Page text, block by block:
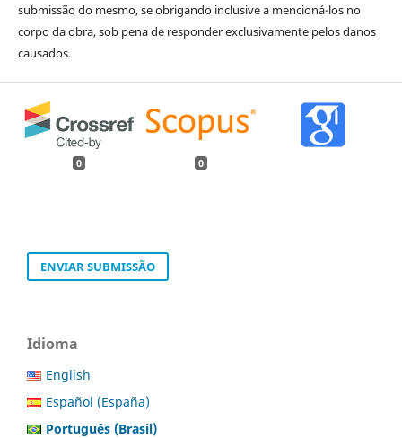
submissão do mesmo, se obrigando inclusive a mencioná-los no
corpo da obra, sob pena de responder exclusivamente pelos danos
causados.
0 0
ENVIAR SUBMISSÃO
Idioma
English
Español (España)
Português (Brasil)